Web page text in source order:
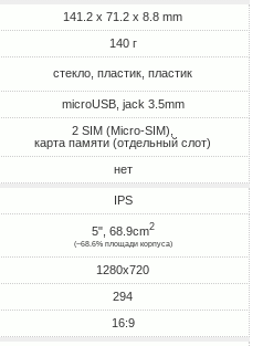
141.2 x 71.2 x 8.8 mm
140 г
стекло, пластик, пластик
microUSB, jack 3.5mm
2 SIM (Micro-SIM),
карта памяти (отдельный слот)
нет
IPS
5", 68.9cm2
(~68.6% площади корпуса)
1280x720
294
16:9